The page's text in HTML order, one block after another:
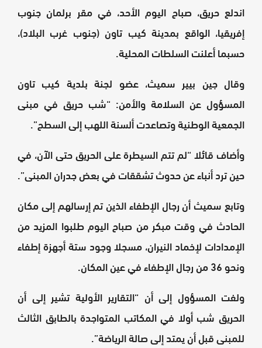
اندلع حريق، صباح اليوم الأحد، في مقر برلمان جنوب
إفريقيا، الواقع بمدينة كيب تاون (جنوب غرب البلاد)،
حسبما أعلنت السلطات المحلية.
وقال جين بيير سميث، عضو لجنة بلدية كيب تاون
المسؤول عن السلامة والأمن: “شب حريق في مبنى
الجمعية الوطنية وتصاعدت ألسنة اللهب إلى السطح”.
وأضاف قائلا “لم تتم السيطرة على الحريق حتى الآن، في
حين ترد أنباء عن حدوث تشققات في بعض جدران المبنى”.
وتابع سميث أن رجال الإطفاء الذين تم إرسالهم إلى مكان
الحادث في وقت مبكر من صباح اليوم طلبوا المزيد من
الإمدادات لإخماد النيران، مسجلا وجود ستة أجهزة إطفاء
ونحو 36 من رجال الإطفاء في عين المكان.
ولفت المسؤول إلى أن “التقارير الأولية تشير إلى أن
الحريق شب أولا في المكاتب المتواجدة بالطابق الثالث
للمبنى قبل أن يمتد إلى صالة الرياضة”.